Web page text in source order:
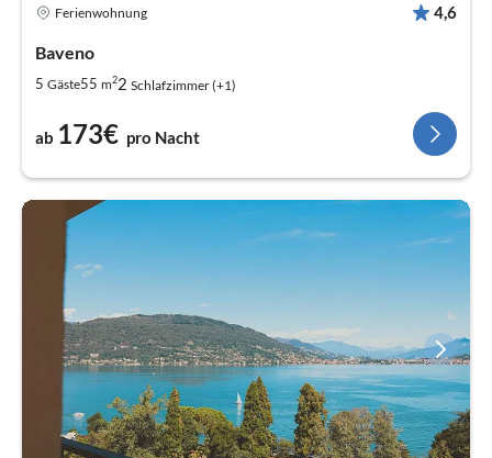
Ferienwohnung 4,6
Baveno
5 Gäste55 m22 Schlafzimmer (+1)
ab 173€ pro Nacht